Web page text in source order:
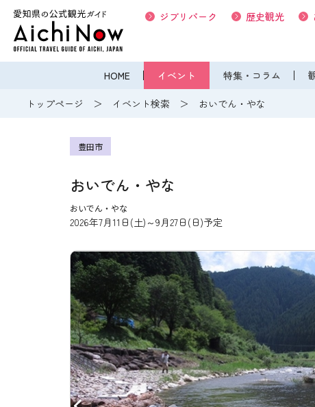
HOME イベント 特集・コラム
ジブリパーク 歴史観光
トップページ イベント検索 おいでん・やな
豊田市
おいでん・やな
おいでん・やな
2026年7月11日(土)～9月27日(日)予定